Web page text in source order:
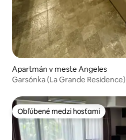
Apartmán v meste Angeles
Garsónka (La Grande Residence)
Obľúbené medzi hosťami
Obľúbené medzi hosťami